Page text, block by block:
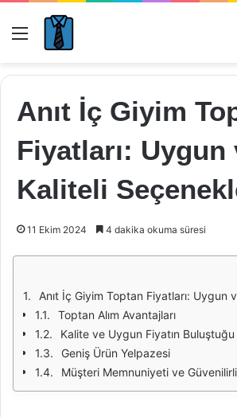
Menü
Anıt İç Giyim
Fiyatları: Uygun
Kaliteli
11 Ekim 2024 4 dakika okuma süresi
Anıt İç Giyim Toptan Fiyatları: Uygun ve
Toptan Alım Avantajları
Kalite ve Uygun Fiyatın
Geniş Ürün Yelpazesi
Müşteri Memnuniyeti ve